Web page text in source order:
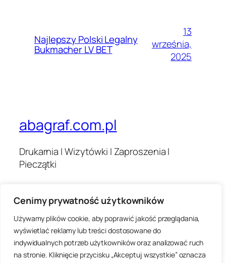
Cenimy prywatność użytkowników
Używamy plików cookie, aby poprawić jakość przeglądania,
wyświetlać reklamy lub treści dostosowane do
indywidualnych potrzeb użytkowników oraz analizować ruch
na stronie. Kliknięcie przycisku „Akceptuj wszystkie” oznacza
Najlepszy Polski Legalny
Bukmacher LV BET
13
września,
2025
abagraf.com.pl
Drukarnia I Wizytówki I Zaproszenia I
Pieczątki
Blog
O nas
Najczęściej zadawane pytania
Autorzy
Wydarzenia
Sklep
Wzorce
Motywy